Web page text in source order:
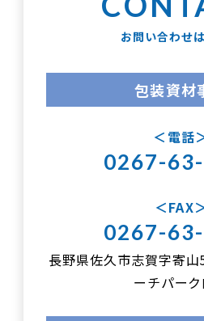
お問い合わせ
包装資材
電話
0267-
FAX
0267-
長野県佐久市志賀字寄
ーチパーク